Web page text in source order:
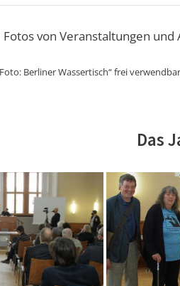
von Veranstaltungen
Berliner Wassertisch“ frei
Das